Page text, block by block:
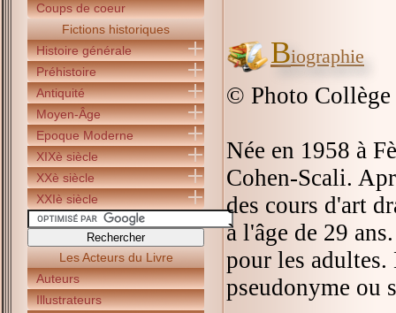
Coups de coeur
Fictions historiques
Histoire générale
Préhistoire
Antiquité
Moyen-Âge
Epoque Moderne
XIXè siècle
XXè siècle
XXIè siècle
Les Acteurs du Livre
Auteurs
Illustrateurs
Biographie
© Photo Collège
Née en 1958 à
Cohen-Scali.
des cours d'art
à l'âge de 29
pour les adultes.
pseudonyme ou